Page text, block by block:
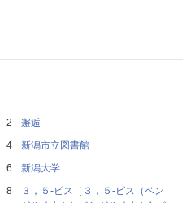
邂逅
新潟市立図書館
新潟大学
３，５‐ビス［３，５‐ビス（ベン